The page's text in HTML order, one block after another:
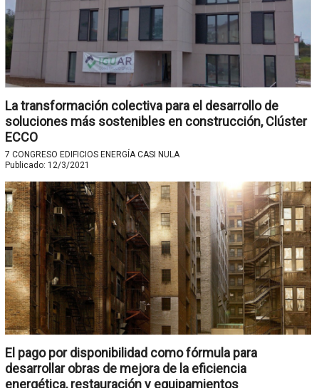
La transformación colectiva para el desarrollo de
soluciones más sostenibles en construcción, Clúster
ECCO
7 CONGRESO EDIFICIOS ENERGÍA CASI NULA
Publicado: 12/3/2021
El pago por disponibilidad como fórmula para
desarrollar obras de mejora de la eficiencia
energética, restauración y equipamientos